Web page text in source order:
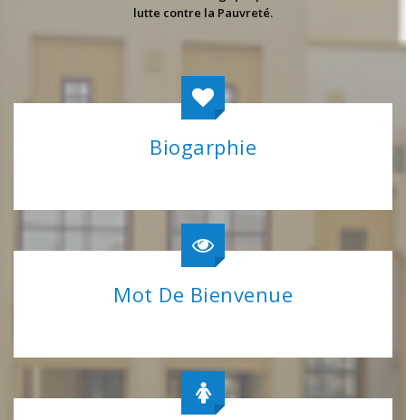
lutte contre la Pauvreté.
Biogarphie
Mot De Bienvenue